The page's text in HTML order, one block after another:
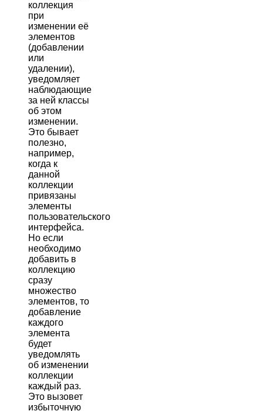
коллекция
при
изменении её
элементов
(добавлении
или
удалении),
уведомляет
наблюдающие
за ней классы
об этом
изменении.
Это бывает
полезно,
например,
когда к
данной
коллекции
привязаны
элементы
пользовательского
интерфейса.
Но если
необходимо
добавить в
коллекцию
сразу
множество
элементов, то
добавление
каждого
элемента
будет
уведомлять
об изменении
коллекции
каждый раз.
Это вызовет
избыточную